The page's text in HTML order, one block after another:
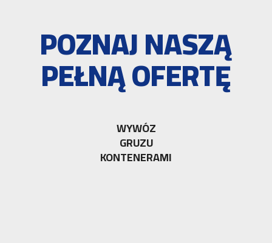
POZNAJ NASZĄ
PEŁNĄ OFERTĘ
WYWÓZ
GRUZU
KONTENERAMI